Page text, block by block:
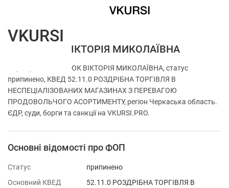
ФОП КАЮК ВІКТОРІЯ МИКОЛАЇВНА
Перевірка ФОП КАЮК ВІКТОРІЯ МИКОЛАЇВНА, статус
припинено, КВЕД 52.11.0 РОЗДРІБНА ТОРГІВЛЯ В
НЕСПЕЦІАЛІЗОВАНИХ МАГАЗИНАХ З ПЕРЕВАГОЮ
ПРОДОВОЛЬЧОГО АСОРТИМЕНТУ, регіон Черкаська область.
ЄДР, суди, борги та санкції на VKURSI.PRO.
Основні відомості про ФОП
Статус
припинено
Основний КВЕД
52.11.0 РОЗДРІБНА ТОРГІВЛЯ В
VKURSI